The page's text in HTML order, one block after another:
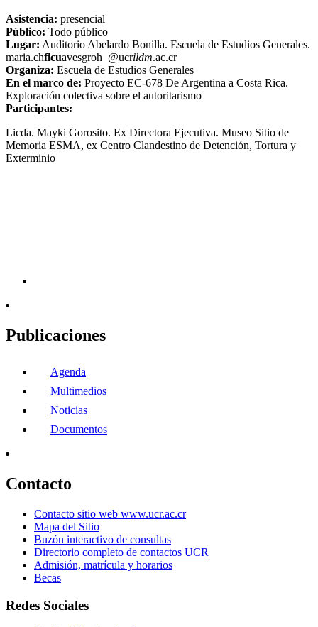
Asistencia: presencial
Público: Todo público
Lugar: Auditorio Abelardo Bonilla. Escuela de Estudios Generales.
maria.chficuavesgroh @ucrildm.ac.cr
Organiza: Escuela de Estudios Generales
En el marco de: Proyecto EC-678 De Argentina a Costa Rica.
Exploración colectiva sobre el autoritarismo
Participantes:
Licda. Mayki Gorosito. Ex Directora Ejecutiva. Museo Sitio de
Memoria ESMA, ex Centro Clandestino de Detención, Tortura y
Exterminio
Publicaciones
Agenda
Multimedios
Noticias
Documentos
Contacto
Contacto sitio web www.ucr.ac.cr
Mapa del Sitio
Buzón interactivo de consultas
Directorio completo de contactos UCR
Admisión, matrícula y horarios
Becas
Redes Sociales